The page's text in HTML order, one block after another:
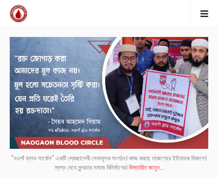
"নওগাঁ ব্লাড সার্কেল" একটি স্বেচ্ছাসেবী সেবামূলক সংগঠন। কাজ করছে তারুণ্যের ইতিবাচক বিকাশে।
স্বপ্ন দেখে সুন্দরতর সমাজ বিনির্মাণের। বিস্তারিত জানুন...